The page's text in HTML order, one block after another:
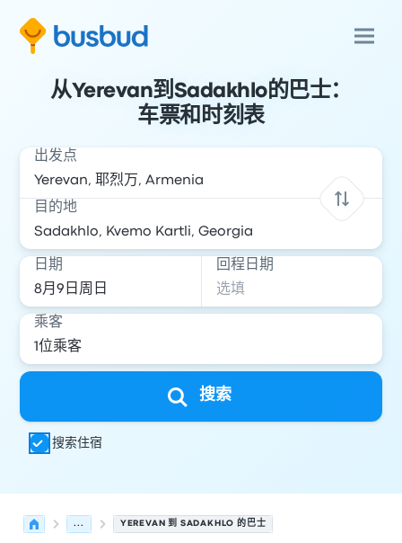
从Yerevan到Sadakhlo的巴士：
车票和时刻表
出发点
目的地
日期 回程日期
乘客
搜索
搜索住宿
... YEREVAN 到 SADAKHLO 的巴士